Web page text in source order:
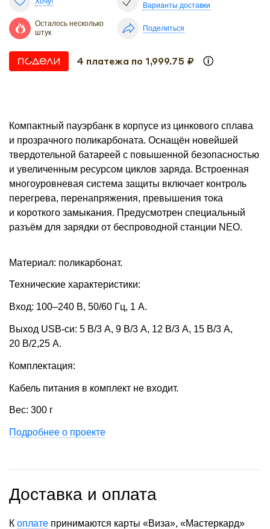
Варианты доставки
Осталось несколько
штук
Поделиться
4 платежа по 1,999.75 ₽
Компактный пауэрбанк в корпусе из цинкового сплава
и прозрачного поликарбоната. Оснащён новейшей
твердотельной батареей с повышенной безопасностью
и увеличенным ресурсом циклов заряда. Встроенная
многоуровневая система защиты включает контроль
перегрева, перенапряжения, превышения тока
и короткого замыкания. Предусмотрен специальный
разъём для зарядки от беспроводной станции NEO.
Материал: поликарбонат.
Технические характеристики:
Вход: 100–240 В, 50/60 Гц, 1 А.
Выход USB-си: 5 В/3 А, 9 В/3 А, 12 В/3 А, 15 В/3 А,
20 В/2,25 А.
Комплектация:
Кабель питания в комплект не входит.
Вес: 300 г
Подробнее о проекте
Доставка и оплата
К оплате принимаются карты «Виза», «Мастеркард»